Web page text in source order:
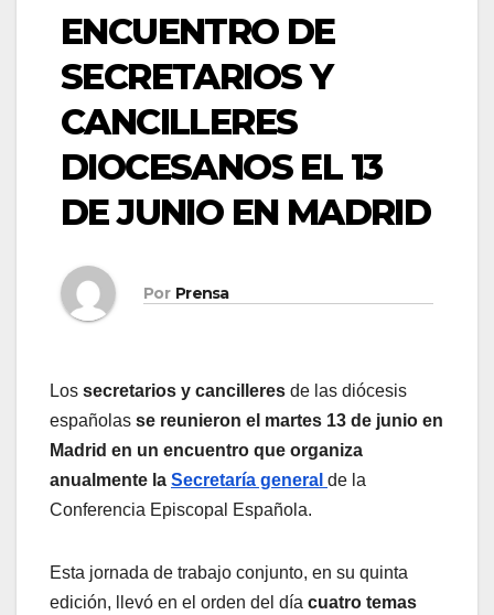
ENCUENTRO DE
SECRETARIOS Y
CANCILLERES
DIOCESANOS EL 13
DE JUNIO EN MADRID
Por Prensa
Los secretarios y cancilleres de las diócesis
españolas se reunieron el martes 13 de junio en
Madrid en un encuentro que organiza
anualmente la Secretaría general de la
Conferencia Episcopal Española.
Esta jornada de trabajo conjunto, en su quinta
edición, llevó en el orden del día cuatro temas